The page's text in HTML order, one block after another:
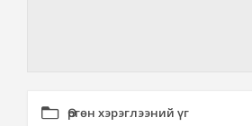
Өргөн хэрэглээний үг